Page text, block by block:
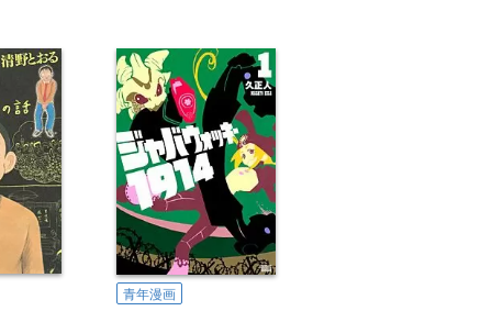
青年漫画